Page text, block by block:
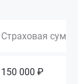
Страховая сумма
150 000 ₽